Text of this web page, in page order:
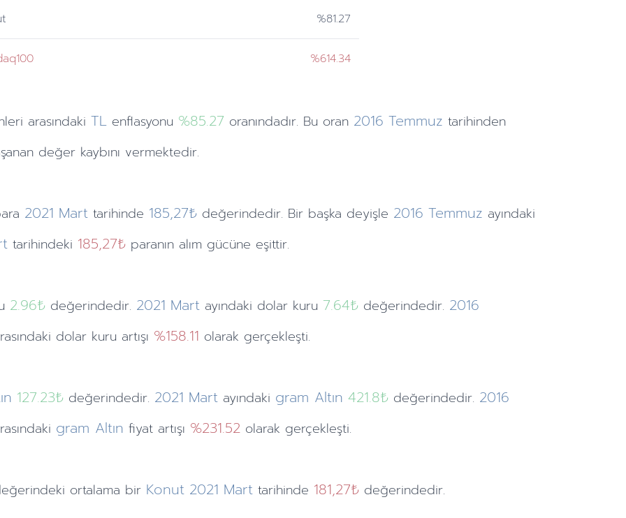
%81.27
%614.34
arasındaki TLenflasyonu %85.27 oranındadır. Bu oran 2016 Temmuz tarihinden
değer kaybını vermektedir.
2021 Mart tarihinde 185,27₺ değerindedir. Bir başka deyişle 2016 Temmuz ayındaki
tarihindeki 185,27₺ paranın alım gücüne eşittir.
2.96₺değerindedir. 2021 Mart ayındaki dolar kuru 7.64₺değerindedir. 2016
dolar kuru artışı %158.11 olarak gerçekleşti.
127.23₺değerindedir. 2021 Mart ayındaki gram Altın 421.8₺değerindedir. 2016
gram Altın fiyat artışı %231.52olarak gerçekleşti.
ortalama bir Konut 2021 Mart tarihinde 181,27₺ değerindedir.